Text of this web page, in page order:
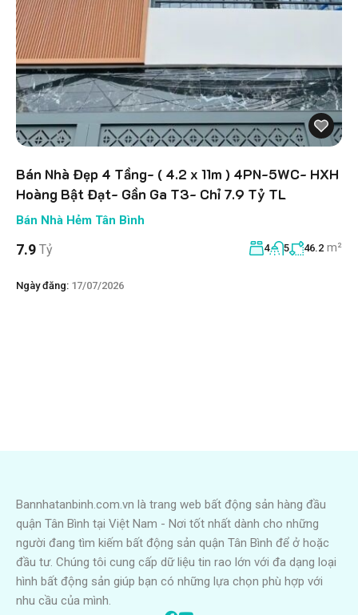
Bán Nhà Đẹp 4 Tầng- ( 4.2 x 11m ) 4PN-5WC- HXH
Hoàng Bật Đạt- Gần Ga T3- Chỉ 7.9 Tỷ TL
Bán Nhà Hẻm Tân Bình
7.9 Tỷ 4 5 46.2 m²
Ngày đăng: 17/07/2026
Bannhatanbinh.com.vn là trang web bất động sản hàng đầu
quận Tân Bình tại Việt Nam - Nơi tốt nhất dành cho những
người đang tìm kiếm bất động sản quận Tân Bình để ở hoặc
đầu tư. Chúng tôi cung cấp dữ liệu tin rao lớn với đa dạng loại
hình bất động sản giúp bạn có những lựa chọn phù hợp với
nhu cầu của mình.